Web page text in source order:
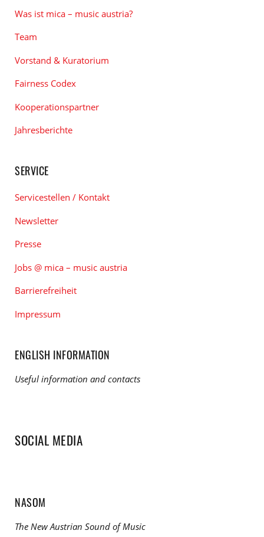
Was ist mica – music austria?
Team
Vorstand & Kuratorium
Fairness Codex
Kooperationspartner
Jahresberichte
SERVICE
Servicestellen / Kontakt
Newsletter
Presse
Jobs @ mica – music austria
Barrierefreiheit
Impressum
ENGLISH INFORMATION
Useful information and contacts
SOCIAL MEDIA
NASOM
The New Austrian Sound of Music